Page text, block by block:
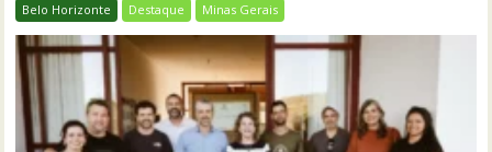
Belo Horizonte Destaque Minas Gerais